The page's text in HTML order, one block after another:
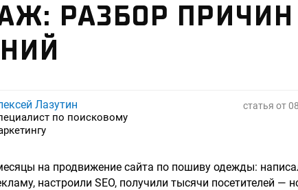
РАЗБОР ПРИЧИН
статья от
Лазутин
по поисковому
на продвижение сайта по пошиву одежды:
настроили SEO, получили тысячи посетителей —